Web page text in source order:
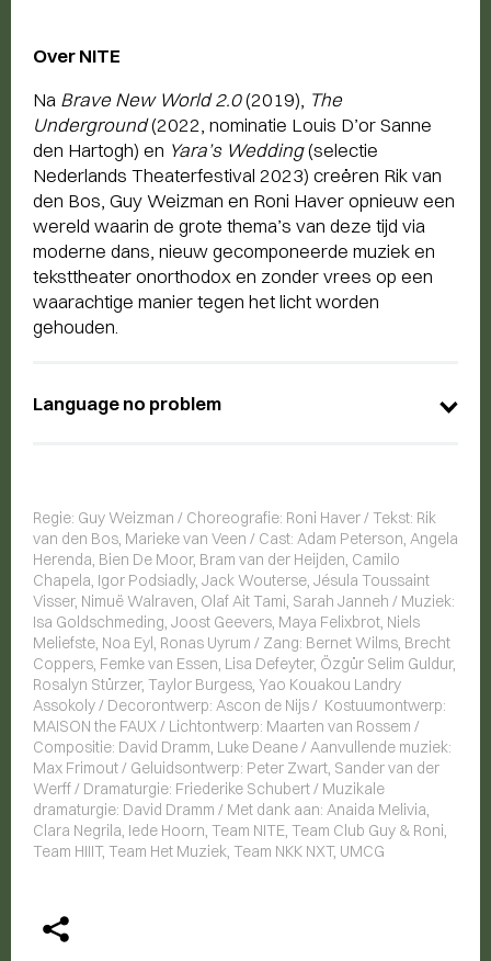
Over NITE
Na Brave New World 2.0(2019), The
Underground(2022, nominatie Louis D’or Sanne
den Hartogh) en Yara’s Wedding(selectie
Nederlands Theaterfestival 2023) creëren Rik van
den Bos, Guy Weizman en Roni Haver opnieuw een
wereld waarin de grote thema’s van deze tijd via
moderne dans, nieuw gecomponeerde muziek en
teksttheater onorthodox en zonder vrees op een
waarachtige manier tegen het licht worden
gehouden.
Language no problem
Regie: Guy Weizman / Choreografie: Roni Haver / Tekst: Rik
van den Bos, Marieke van Veen / Cast: Adam Peterson, Angela
Herenda, Bien De Moor, Bram van der Heĳden, Camilo
Chapela, Igor Podsiadly, Jack Wouterse, Jésula Toussaint
Visser, Nimuë Walraven, Olaf Ait Tami, Sarah Janneh / Muziek:
Isa Goldschmeding, Joost Geevers, Maya Felixbrot, Niels
Meliefste, Noa Eyl, Ronas Uyrum / Zang: Bernet Wilms, Brecht
Coppers, Femke van Essen, Lisa Defeyter, Özgür Selim Guldur,
Rosalyn Stürzer, Taylor Burgess, Yao Kouakou Landry
Assokoly / Decorontwerp: Ascon de Nĳs / Kostuumontwerp:
MAISON the FAUX / Lichtontwerp: Maarten van Rossem /
Compositie: David Dramm, Luke Deane / Aanvullende muziek:
Max Frimout / Geluidsontwerp: Peter Zwart, Sander van der
Werff / Dramaturgie: Friederike Schubert / Muzikale
dramaturgie: David Dramm / Met dank aan: Anaida Melivia,
Clara Negrila, Iede Hoorn, Team NITE, Team Club Guy & Roni,
Team HIIIT, Team Het Muziek, Team NKK NXT, UMCG